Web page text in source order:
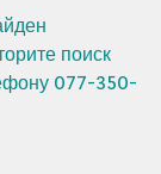
поиск
077-350-